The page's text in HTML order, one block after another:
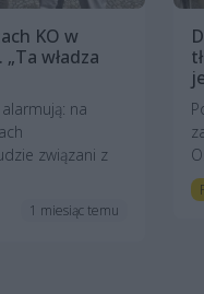
KO w
władza
na
związani z
1 miesiąc temu